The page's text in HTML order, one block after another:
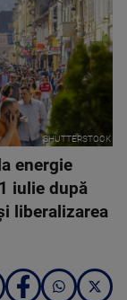
SHUTTERSTOCK
energie
iulie după
liberalizarea